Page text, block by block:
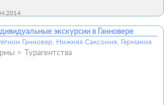
экскурсии в Ганновере
Ганновер, Нижняя Саксония, Германия
Турагентства